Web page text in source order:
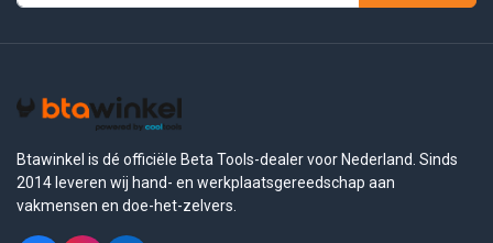
Btawinkel is dé officiële Beta Tools-dealer voor Nederland. Sinds
2014 leveren wij hand- en werkplaatsgereedschap aan
vakmensen en doe-het-zelvers.